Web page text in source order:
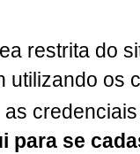
restrita do
utilizando os
para se